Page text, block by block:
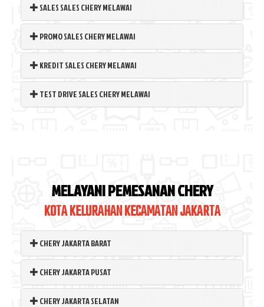
SALES SALES CHERY MELAWAI
PROMO SALES CHERY MELAWAI
KREDIT SALES CHERY MELAWAI
TEST DRIVE SALES CHERY MELAWAI
MELAYANI PEMESANAN CHERY
KOTA KELURAHAN KECAMATAN JAKARTA
CHERY JAKARTA BARAT
CHERY JAKARTA PUSAT
CHERY JAKARTA SELATAN